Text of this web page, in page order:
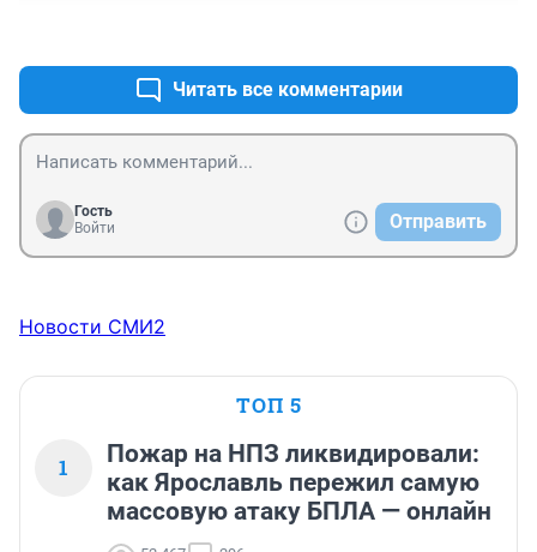
Читать все комментарии
Гость
Войти
Отправить
Новости СМИ2
ТОП 5
1
Пожар на НПЗ ликвидировали:
как Ярославль пережил самую
массовую атаку БПЛА — онлайн